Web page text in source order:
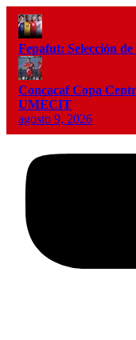
Fepafut: Selección
Concacaf Copa
UMECIT
agosto 9, 2026